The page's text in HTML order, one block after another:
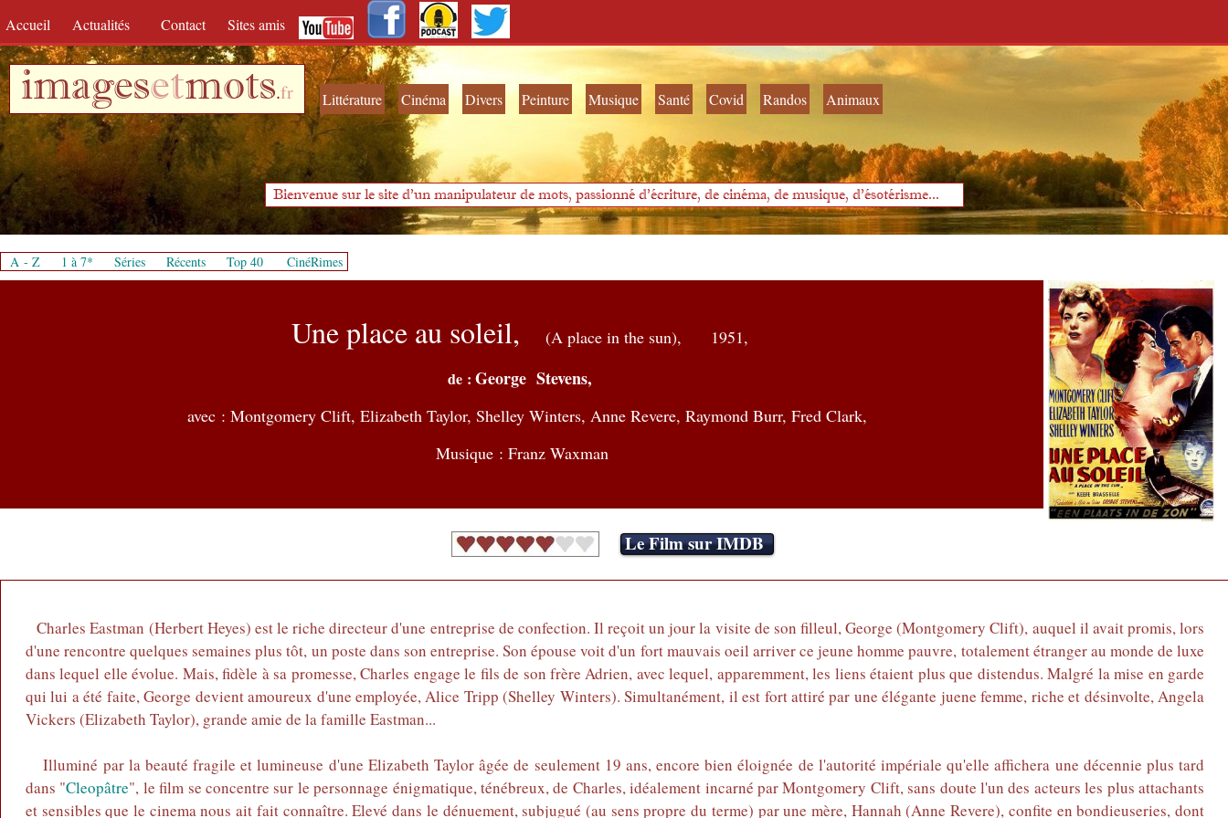
Accueil Actualités Contact Sites amis
imagesetmots.fr Littérature Cinéma Divers Peinture Musique Santé Covid Randos Animaux
Bienvenue sur le site d'un manipulateur de mots, passionné d'écriture, de cinéma, de musique, d'ésotérisme...
A - Z 1 à 7* Séries Récents Top 40 CinéRimes
Une place au soleil, (A place in the sun), 1951,
de : George Stevens,
avec : Montgomery Clift, Elizabeth Taylor, Shelley Winters, Anne Revere, Raymond Burr, Fred Clark,
Musique : Franz Waxman
Le Film sur IMDB
Charles Eastman (Herbert Heyes) est le riche directeur d'une entreprise de confection. Il reçoit un jour la visite de son filleul, George (Montgomery Clift), auquel il avait promis, lors
d'une rencontre quelques semaines plus tôt, un poste dans son entreprise. Son épouse voit d'un fort mauvais oeil arriver ce jeune homme pauvre, totalement étranger au monde de luxe
dans lequel elle évolue. Mais, fidèle à sa promesse, Charles engage le fils de son frère Adrien, avec lequel, apparemment, les liens étaient plus que distendus. Malgré la mise en garde
qui lui a été faite, George devient amoureux d'une employée, Alice Tripp (Shelley Winters). Simultanément, il est fort attiré par une élégante juene femme, riche et désinvolte, Angela
Vickers (Elizabeth Taylor), grande amie de la famille Eastman...
Illuminé par la beauté fragile et lumineuse d'une Elizabeth Taylor âgée de seulement 19 ans, encore bien éloignée de l'autorité impériale qu'elle affichera une décennie plus tard
dans "Cleopâtre", le film se concentre sur le personnage énigmatique, ténébreux, de Charles, idéalement incarné par Montgomery Clift, sans doute l'un des acteurs les plus attachants
et sensibles que le cinema nous ait fait connaître. Elevé dans le dénuement, subjugué (au sens propre du terme) par une mère, Hannah (Anne Revere), confite en bondieuseries, dont